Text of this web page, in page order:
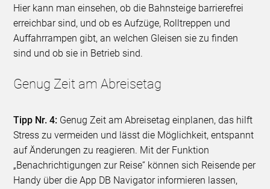
Hier kann man einsehen, ob die Bahnsteige barrierefrei
erreichbar sind, und ob es Aufzüge, Rolltreppen und
Auffahrrampen gibt, an welchen Gleisen sie zu finden
sind und ob sie in Betrieb sind.
Genug Zeit am Abreisetag
Tipp Nr. 4: Genug Zeit am Abreisetag einplanen, das hilft
Stress zu vermeiden und lässt die Möglichkeit, entspannt
auf Änderungen zu reagieren. Mit der Funktion
„Benachrichtigungen zur Reise“ können sich Reisende per
Handy über die App DB Navigator informieren lassen,